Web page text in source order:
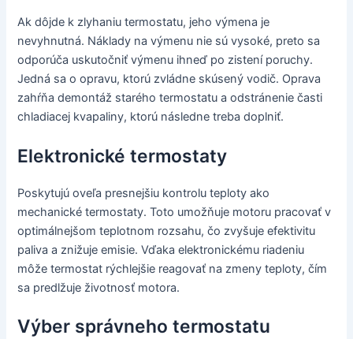
Ak dôjde k zlyhaniu termostatu, jeho výmena je
nevyhnutná. Náklady na výmenu nie sú vysoké, preto sa
odporúča uskutočniť výmenu ihneď po zistení poruchy.
Jedná sa o opravu, ktorú zvládne skúsený vodič. Oprava
zahŕňa demontáž starého termostatu a odstránenie časti
chladiacej kvapaliny, ktorú následne treba doplniť.
Elektronické termostaty
Poskytujú oveľa presnejšiu kontrolu teploty ako
mechanické termostaty. Toto umožňuje motoru pracovať v
optimálnejšom teplotnom rozsahu, čo zvyšuje efektivitu
paliva a znižuje emisie. Vďaka elektronickému riadeniu
môže termostat rýchlejšie reagovať na zmeny teploty, čím
sa predlžuje životnosť motora.
Výber správneho termostatu